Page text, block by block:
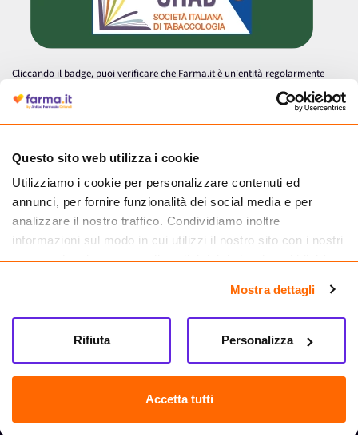
Questo sito web utilizza i cookie
Utilizziamo i cookie per personalizzare contenuti ed
annunci, per fornire funzionalità dei social media e per
analizzare il nostro traffico. Condividiamo inoltre
informazioni sul modo in cui utilizzi il nostro sito con i nostri
partner che si occupano di analisi dei dati web, pubblicità e
informazioni che hai fornito loro o che hanno raccolto dal
tuo utilizzo dei loro servizi.
Mostra dettagli
Accetta tutti
Personalizza
Rifiuta
Cliccando il badge, puoi verificare che Farma.it è un'entità regolarmente
autorizzata dal Ministero della Salute a effettuare la vendita online di
medicinali.
Farma.it S.a.s. P. IVA 07417261216 REA: NA-884088
CREDITS
Sede legale Via delle Repubbliche Marinare 128, 80147 Napoli